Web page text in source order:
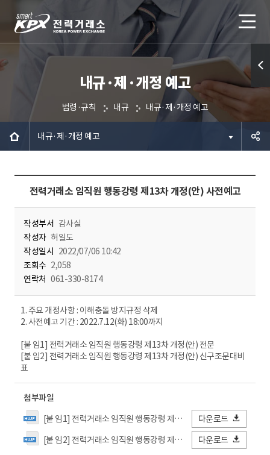
내규·제·개정 예고
법령·규칙 내규 내규·제·개정 예고
내규·제·개정 예고
전력거래소 임직원 행동강령 제13차 개정(안) 사전예고
작성부서 감사실
작성자 허일도
작성일시 2022/07/06 10:42
조회수 2,058
연락처 061-330-8174
1. 주요 개정사항 : 이해충돌 방지규정 삭제
2. 사전예고 기간 : 2022.7.12(화) 18:00까지
[붙 임1] 전력거래소 임직원 행동강령 제13차 개정(안) 전문
[붙 임2] 전력거래소 임직원 행동강령 제13차 개정(안) 신구조문대비
표
첨부파일
[붙 임1] 전력거래소 임직원 행동강령 제13차 개정(안) 전문.hwp
다운로드
[붙 임2] 전력거래소 임직원 행동강령 제13차 개정(안) 신구조문대비표.hwp
다운로드
퀵메